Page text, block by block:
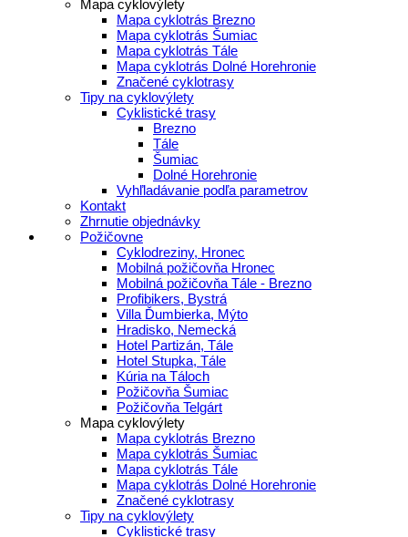
Mapa cyklovýlety
Mapa cyklotrás Brezno
Mapa cyklotrás Šumiac
Mapa cyklotrás Tále
Mapa cyklotrás Dolné Horehronie
Značené cyklotrasy
Tipy na cyklovýlety
Cyklistické trasy
Brezno
Tále
Šumiac
Dolné Horehronie
Vyhľladávanie podľa parametrov
Kontakt
Zhrnutie objednávky
Požičovne
Cyklodreziny, Hronec
Mobilná požičovňa Hronec
Mobilná požičovňa Tále - Brezno
Profibikers, Bystrá
Villa Ďumbierka, Mýto
Hradisko, Nemecká
Hotel Partizán, Tále
Hotel Stupka, Tále
Kúria na Táloch
Požičovňa Šumiac
Požičovňa Telgárt
Mapa cyklovýlety
Mapa cyklotrás Brezno
Mapa cyklotrás Šumiac
Mapa cyklotrás Tále
Mapa cyklotrás Dolné Horehronie
Značené cyklotrasy
Tipy na cyklovýlety
Cyklistické trasy